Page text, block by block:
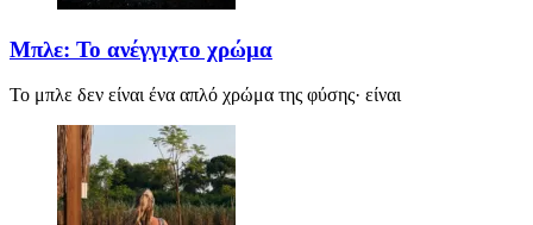
Μπλε: Το ανέγγιχτο χρώμα
Το μπλε δεν είναι ένα απλό χρώμα της φύσης· είναι